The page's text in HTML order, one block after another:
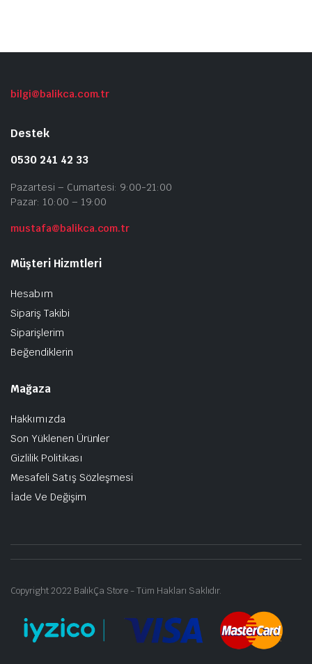
bilgi@balikca.com.tr
Destek
0530 241 42 33
Pazartesi – Cumartesi: 9:00-21:00
Pazar: 10:00 – 19:00
mustafa@balikca.com.tr
Müşteri Hizmtleri
Hesabım
Sipariş Takibi
Siparişlerim
Beğendiklerin
Mağaza
Hakkımızda
Son Yüklenen Ürünler
Gizlilik Politikası
Mesafeli Satış Sözleşmesi
İade Ve Değişim
Copyright 2022 BalıkÇa Store - Tüm Hakları Saklıdır.